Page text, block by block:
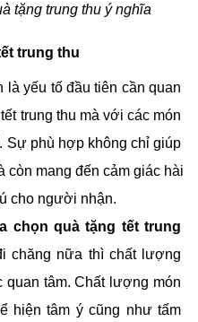
tặng trung thu ý nghĩa
trung thu
là yếu tố đầu tiên cần quan
trung thu mà với các món
Sự phù hợp không chỉ giúp
còn mang đến cảm giác hài
cho người nhận.
chọn quà tặng tết trung
chăng nữa thì chất lượng
tâm. Chất lượng món
hiện tâm ý cũng như tấm